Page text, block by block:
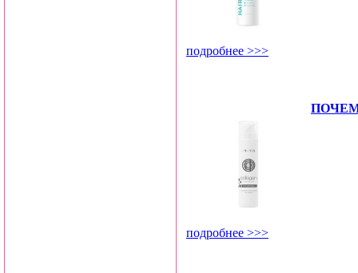
подробнее >>>
подробнее >>>